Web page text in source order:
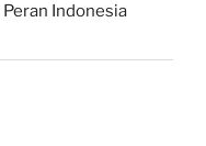
Indonesia